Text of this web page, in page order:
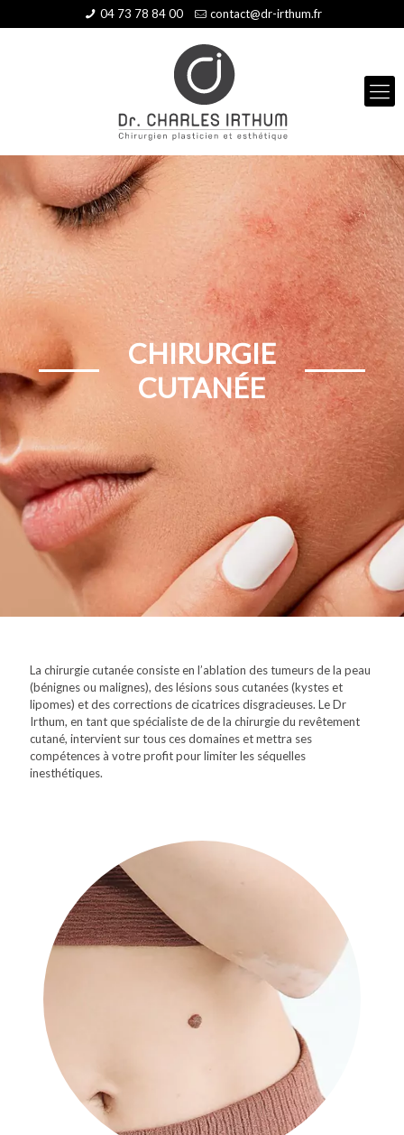
04 73 78 84 00 contact@dr-irthum.fr
CHIRURGIE
CUTANÉE
La chirurgie cutanée consiste en l’ablation des tumeurs de la peau
(bénignes ou malignes), des lésions sous cutanées (kystes et
lipomes) et des corrections de cicatrices disgracieuses. Le Dr
Irthum, en tant que spécialiste de de la chirurgie du revêtement
cutané, intervient sur tous ces domaines et mettra ses
compétences à votre profit pour limiter les séquelles
inesthétiques.